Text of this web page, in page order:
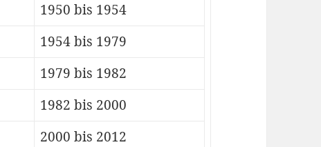
1950 bis 1954
1954 bis 1979
1979 bis 1982
1982 bis 2000
2000 bis 2012